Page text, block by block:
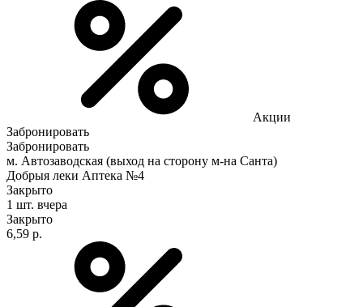
Акции
Забронировать
Забронировать
м. Автозаводская (выход на сторону м-на Санта)
Добрыя леки Аптека №4
Закрыто
1 шт. вчера
Закрыто
6,59 р.